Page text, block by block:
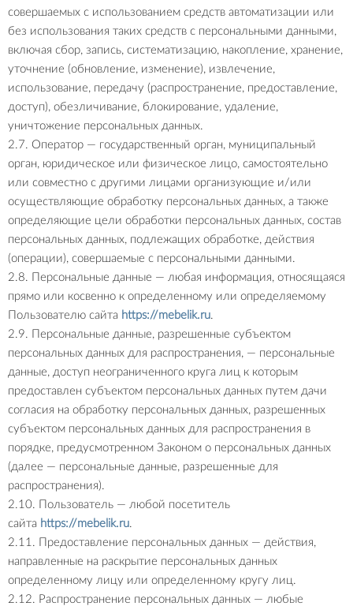
совершаемых с использованием средств автоматизации или
без использования таких средств с персональными данными,
включая сбор, запись, систематизацию, накопление, хранение,
уточнение (обновление, изменение), извлечение,
использование, передачу (распространение, предоставление,
доступ), обезличивание, блокирование, удаление,
уничтожение персональных данных.
2.7. Оператор — государственный орган, муниципальный
орган, юридическое или физическое лицо, самостоятельно
или совместно с другими лицами организующие и/или
осуществляющие обработку персональных данных, а также
определяющие цели обработки персональных данных, состав
персональных данных, подлежащих обработке, действия
(операции), совершаемые с персональными данными.
2.8. Персональные данные — любая информация, относящаяся
прямо или косвенно к определенному или определяемому
Пользователю сайта https://mebelik.ru.
2.9. Персональные данные, разрешенные субъектом
персональных данных для распространения, — персональные
данные, доступ неограниченного круга лиц к которым
предоставлен субъектом персональных данных путем дачи
согласия на обработку персональных данных, разрешенных
субъектом персональных данных для распространения в
порядке, предусмотренном Законом о персональных данных
(далее — персональные данные, разрешенные для
распространения).
2.10. Пользователь — любой посетитель
сайта https://mebelik.ru.
2.11. Предоставление персональных данных — действия,
направленные на раскрытие персональных данных
определенному лицу или определенному кругу лиц.
2.12. Распространение персональных данных — любые